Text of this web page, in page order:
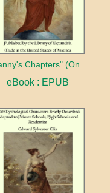
eBook : EPUB